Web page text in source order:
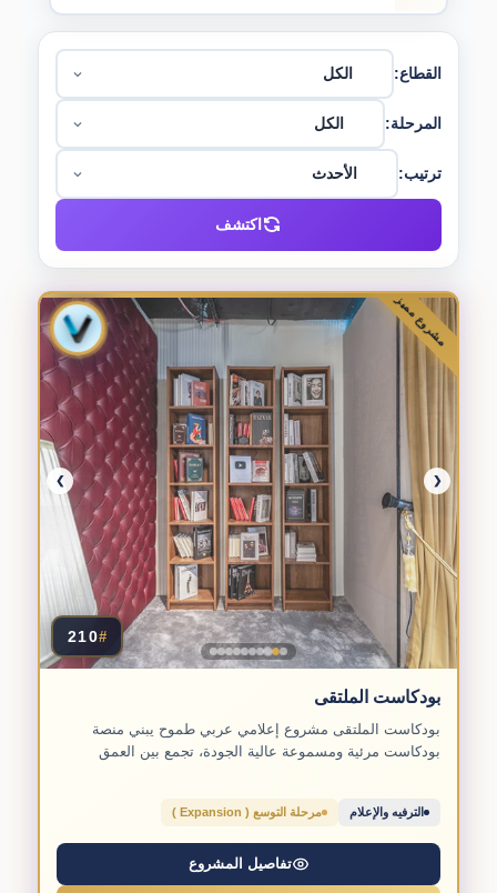
القطاع:
المرحلة:
ترتيب:
اكتشف
مشروع مميز
❮
❯
#
210
بودكاست الملتقى
بودكاست الملتقى مشروع إعلامي عربي طموح يبني منصة
بودكاست مرئية ومسموعة عالية الجودة، تجمع بين العمق
الترفيه والإعلام مرحلة التوسع ( Expansion )
تفاصيل المشروع